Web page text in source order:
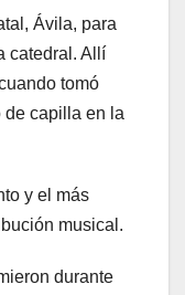
Ávila, para
catedral. Allí
tomó
de capilla en la
y el más
musical.
durante